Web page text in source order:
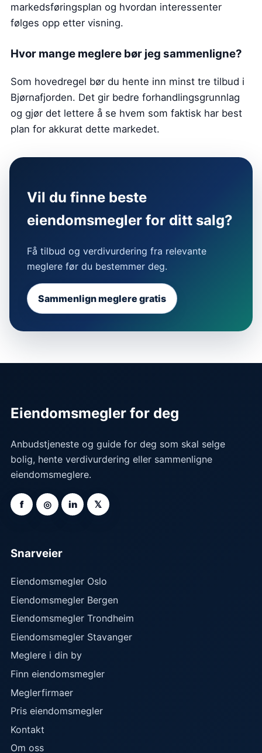
markedsføringsplan og hvordan interessenter
følges opp etter visning.
Hvor mange meglere bør jeg sammenligne?
Som hovedregel bør du hente inn minst tre tilbud i
Bjørnafjorden. Det gir bedre forhandlingsgrunnlag
og gjør det lettere å se hvem som faktisk har best
plan for akkurat dette markedet.
Vil du finne beste
eiendomsmegler for ditt salg?
Få tilbud og verdivurdering fra relevante
meglere før du bestemmer deg.
Sammenlign meglere gratis
Eiendomsmegler for deg
Anbudstjeneste og guide for deg som skal selge
bolig, hente verdivurdering eller sammenligne
eiendomsmeglere.
f ◎ in 𝕏
Snarveier
Eiendomsmegler Oslo
Eiendomsmegler Bergen
Eiendomsmegler Trondheim
Eiendomsmegler Stavanger
Meglere i din by
Finn eiendomsmegler
Meglerfirmaer
Pris eiendomsmegler
Kontakt
Om oss